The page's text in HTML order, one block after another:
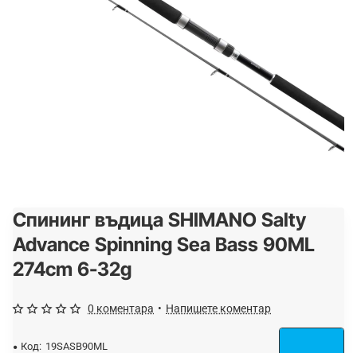
-25%
Спининг въдица SHIMANO Salty
Advance Spinning Sea Bass 90ML
274cm 6-32g
Код: 19SASB90ML
0 коментара • Напишете коментар